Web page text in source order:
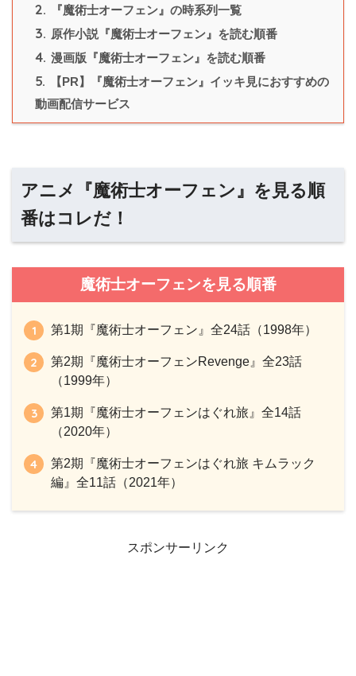
2. 『魔術士オーフェン』の時系列一覧
3. 原作小説『魔術士オーフェン』を読む順番
4. 漫画版『魔術士オーフェン』を読む順番
5.
【PR】『魔術士オーフェン』イッキ見におすすめの
動画配信サービス
アニメ『魔術士オーフェン』を見る順
番はコレだ！
魔術士オーフェンを見る順番
第1期『魔術士オーフェン』全24話（1998年）
第2期『魔術士オーフェンRevenge』全23話
（1999年）
第1期『魔術士オーフェンはぐれ旅』全14話
（2020年）
第2期『魔術士オーフェンはぐれ旅 キムラック
編』全11話（2021年）
スポンサーリンク